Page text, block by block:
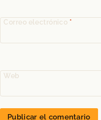
Correo electrónico *
Web